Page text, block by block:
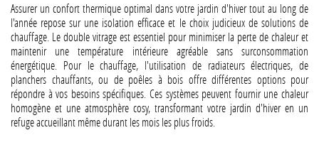
Assurer un confort thermique optimal dans votre jardin d'hiver tout au long de
l'année repose sur une isolation efficace et le choix judicieux de solutions de
chauffage. Le double vitrage est essentiel pour minimiser la perte de chaleur et
maintenir une température intérieure agréable sans surconsommation
énergétique. Pour le chauffage, l'utilisation de radiateurs électriques, de
planchers chauffants, ou de poêles à bois offre différentes options pour
répondre à vos besoins spécifiques. Ces systèmes peuvent fournir une chaleur
homogène et une atmosphère cosy, transformant votre jardin d'hiver en un
refuge accueillant même durant les mois les plus froids.